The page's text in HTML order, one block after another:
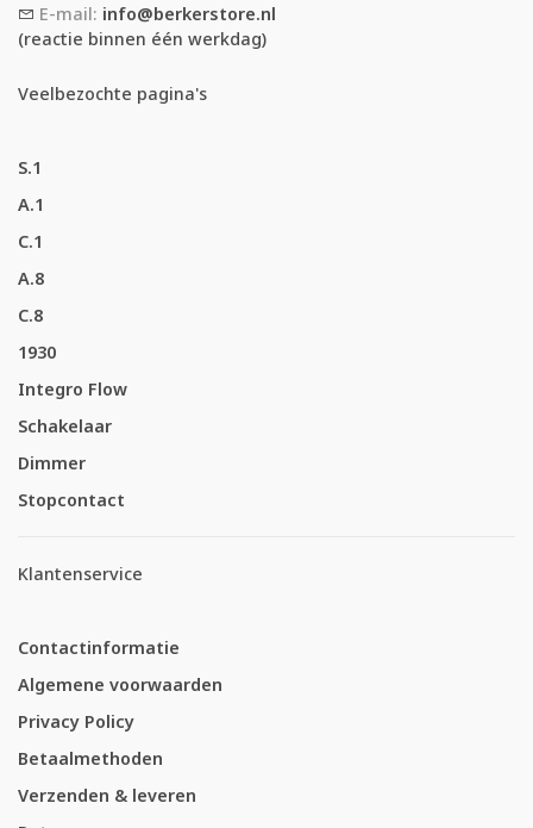
E-mail: info@berkerstore.nl
(reactie binnen één werkdag)
Veelbezochte pagina's
S.1
A.1
C.1
A.8
C.8
1930
Integro Flow
Schakelaar
Dimmer
Stopcontact
Klantenservice
Contactinformatie
Algemene voorwaarden
Privacy Policy
Betaalmethoden
Verzenden & leveren